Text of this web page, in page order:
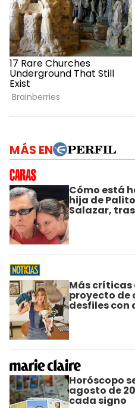
MÁS EN
Cómo está
hija de
Salazar,
Más críticas
proyecto de
desfiles con
Horóscopo
agosto de
cada signo